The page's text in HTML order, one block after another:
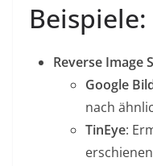
Beispiele:
Reverse Image
Google
nach
TinEye: